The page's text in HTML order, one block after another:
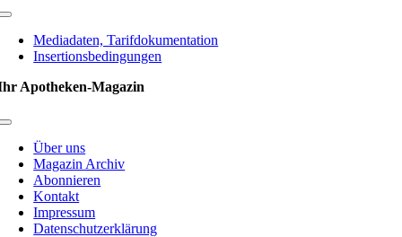
Toggle
NavigationMediadaten, Tarifdokumentation
Insertionsbedingungen
Apotheken-Magazin
Toggle
NavigationÜber uns
Magazin Archiv
Abonnieren
Kontakt
Impressum
Datenschutzerklärung